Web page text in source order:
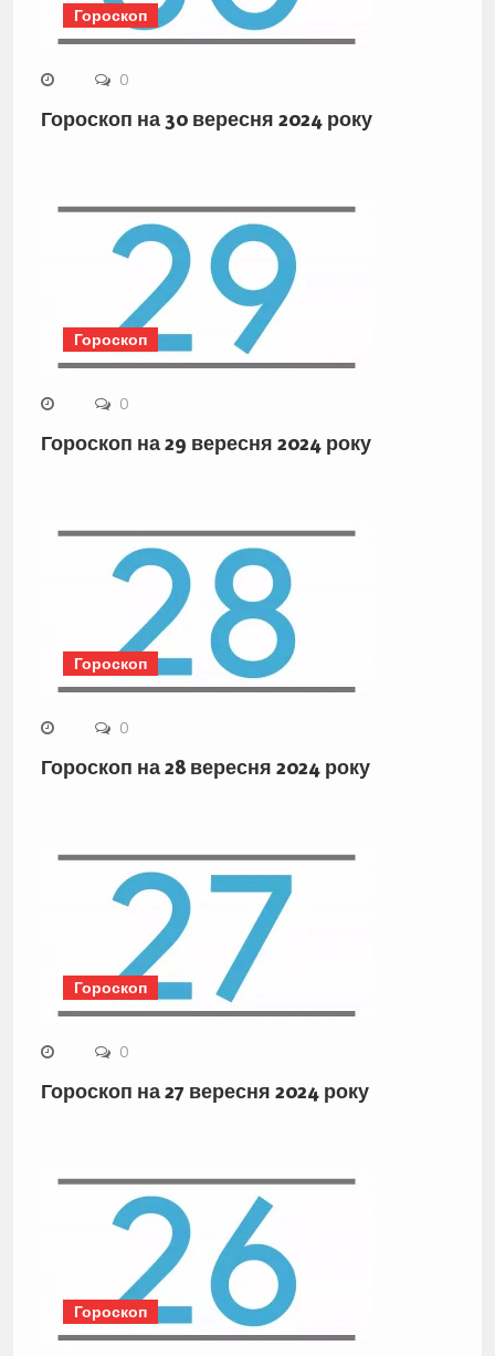
Гороскоп
0
Гороскоп на 30 вересня 2024 року
Гороскоп
0
Гороскоп на 29 вересня 2024 року
Гороскоп
0
Гороскоп на 28 вересня 2024 року
Гороскоп
0
Гороскоп на 27 вересня 2024 року
Гороскоп